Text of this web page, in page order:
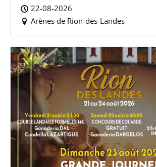
22-08-2026
Arènes de Rion-des-Landes